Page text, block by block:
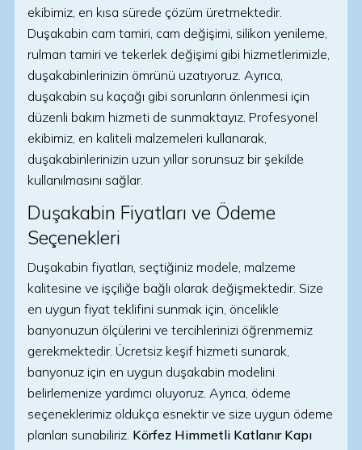
ekibimiz, en kısa sürede çözüm üretmektedir.
Duşakabin cam tamiri, cam değişimi, silikon yenileme,
rulman tamiri ve tekerlek değişimi gibi hizmetlerimizle,
duşakabinlerinizin ömrünü uzatıyoruz. Ayrıca,
duşakabin su kaçağı gibi sorunların önlenmesi için
düzenli bakım hizmeti de sunmaktayız. Profesyonel
ekibimiz, en kaliteli malzemeleri kullanarak,
duşakabinlerinizin uzun yıllar sorunsuz bir şekilde
kullanılmasını sağlar.
Duşakabin Fiyatları ve Ödeme
Seçenekleri
Duşakabin fiyatları, seçtiğiniz modele, malzeme
kalitesine ve işçiliğe bağlı olarak değişmektedir. Size
en uygun fiyat teklifini sunmak için, öncelikle
banyonuzun ölçülerini ve tercihlerinizi öğrenmemiz
gerekmektedir. Ücretsiz keşif hizmeti sunarak,
banyonuz için en uygun duşakabin modelini
belirlemenize yardımcı oluyoruz. Ayrıca, ödeme
seçeneklerimiz oldukça esnektir ve size uygun ödeme
planları sunabiliriz. Körfez Himmetli Katlanır Kapı